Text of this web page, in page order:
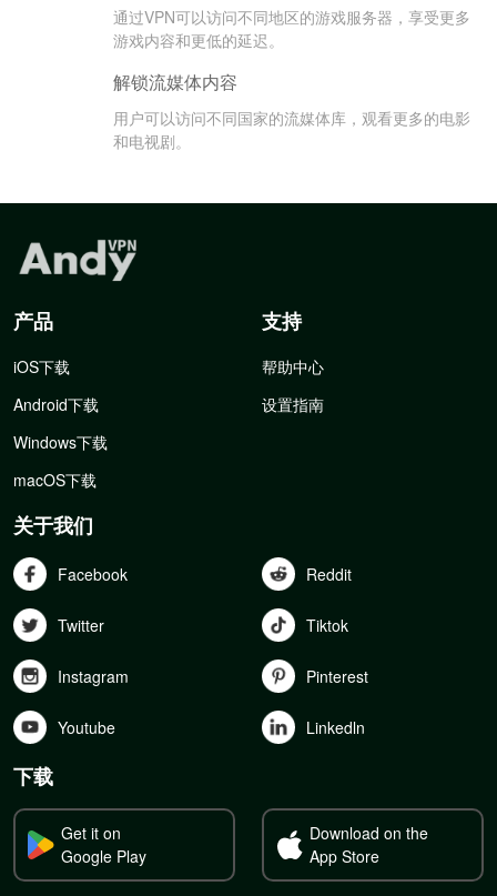
通过VPN可以访问不同地区的游戏服务器，享受更多
游戏内容和更低的延迟。
解锁流媒体内容
用户可以访问不同国家的流媒体库，观看更多的电影
和电视剧。
产品
iOS下载
Android下载
Windows下载
macOS下载
支持
帮助中心
设置指南
关于我们
Facebook Reddit
Twitter Tiktok
Instagram Pinterest
Youtube Linkedln
下载
Get it on
Google Play
Download on the
App Store